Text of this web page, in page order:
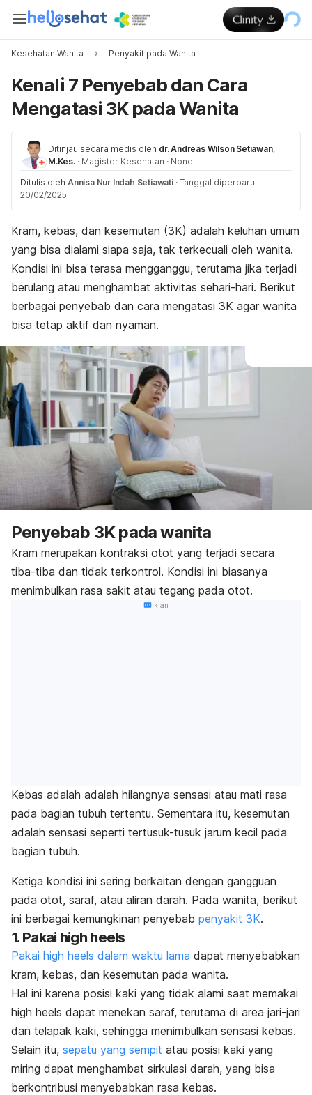
Kesehatan Wanita Penyakit pada Wanita
Kenali 7 Penyebab dan Cara
Mengatasi 3K pada Wanita
Ditinjau secara medis oleh dr. Andreas Wilson Setiawan,
M.Kes. · Magister Kesehatan · None
Ditulis oleh Annisa Nur Indah Setiawati · Tanggal diperbarui
20/02/2025
Kram, kebas, dan kesemutan (3K) adalah keluhan umum
yang bisa dialami siapa saja, tak terkecuali oleh wanita.
Kondisi ini bisa terasa mengganggu, terutama jika terjadi
berulang atau menghambat aktivitas sehari-hari. Berikut
berbagai penyebab dan cara mengatasi 3K agar wanita
bisa tetap aktif dan nyaman.
Penyebab 3K pada wanita
Kram merupakan kontraksi otot yang terjadi secara
tiba-tiba dan tidak terkontrol. Kondisi ini biasanya
menimbulkan rasa sakit atau tegang pada otot.
Iklan
Kebas adalah adalah hilangnya sensasi atau mati rasa
pada bagian tubuh tertentu. Sementara itu, kesemutan
adalah sensasi seperti tertusuk-tusuk jarum kecil pada
bagian tubuh.
Ketiga kondisi ini sering berkaitan dengan gangguan
pada otot, saraf, atau aliran darah. Pada wanita, berikut
ini berbagai kemungkinan penyebab penyakit 3K.
1. Pakai high heels
Pakai high heels dalam waktu lama dapat menyebabkan
kram, kebas, dan kesemutan pada wanita.
Hal ini karena posisi kaki yang tidak alami saat memakai
high heels dapat menekan saraf, terutama di area jari-jari
dan telapak kaki, sehingga menimbulkan sensasi kebas.
Selain itu, sepatu yang sempit atau posisi kaki yang
miring dapat menghambat sirkulasi darah, yang bisa
berkontribusi menyebabkan rasa kebas.